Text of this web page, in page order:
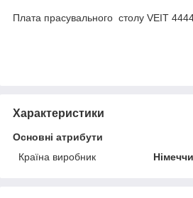
Плата прасувального столу VEIT
Характеристики
Основні атрибути
Країна виробник